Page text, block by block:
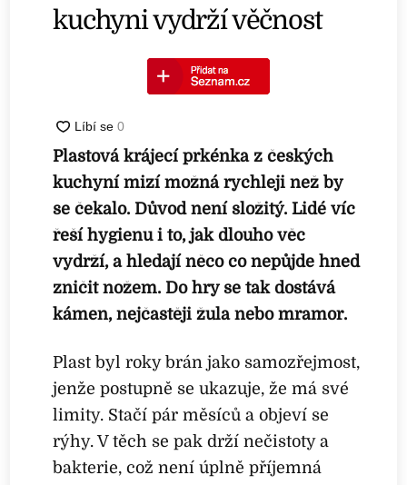
kuchyni vydrží věčnost
Plastová krájecí prkénka z českých
kuchyní mizí možná rychleji než by
se čekalo. Důvod není složitý. Lidé víc
řeší hygienu i to, jak dlouho věc
vydrží, a hledají něco co nepůjde hned
zničit nožem. Do hry se tak dostává
kámen, nejčastěji žula nebo mramor.
Plast byl roky brán jako samozřejmost,
jenže postupně se ukazuje, že má své
limity. Stačí pár měsíců a objeví se
rýhy. V těch se pak drží nečistoty a
bakterie, což není úplně příjemná